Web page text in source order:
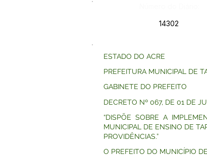
14302
ESTADO DO ACRE
PREFEITURA MUNICIPAL DE
GABINETE DO PREFEITO
DECRETO Nº 067, DE 01 DE
“DISPÕE SOBRE A
MUNICIPAL DE ENSINO DE
PROVIDÊNCIAS.”
O PREFEITO DO MUNICÍPIO